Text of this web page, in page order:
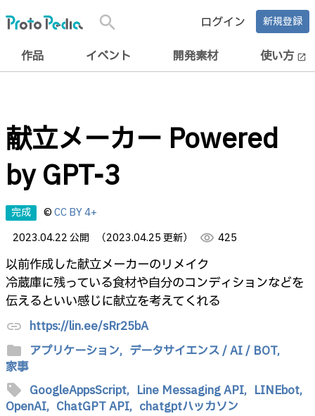
search ログイン 新規登録
作品 イベント 開発素材 使い方 open_in_new
献立メーカー Powered
by GPT-3
完成 ©CC BY 4+
2023.04.22 公開
（2023.04.25 更新） visibility 425
以前作成した献立メーカーのリメイク
冷蔵庫に残っている食材や自分のコンディションなどを
伝えるといい感じに献立を考えてくれる
link https://lin.ee/sRr25bA
folder アプリケーション, データサイエンス / AI / BOT,
家事
sell GoogleAppsScript, Line Messaging API, LINEbot,
OpenAI, ChatGPT API, chatgptハッカソン